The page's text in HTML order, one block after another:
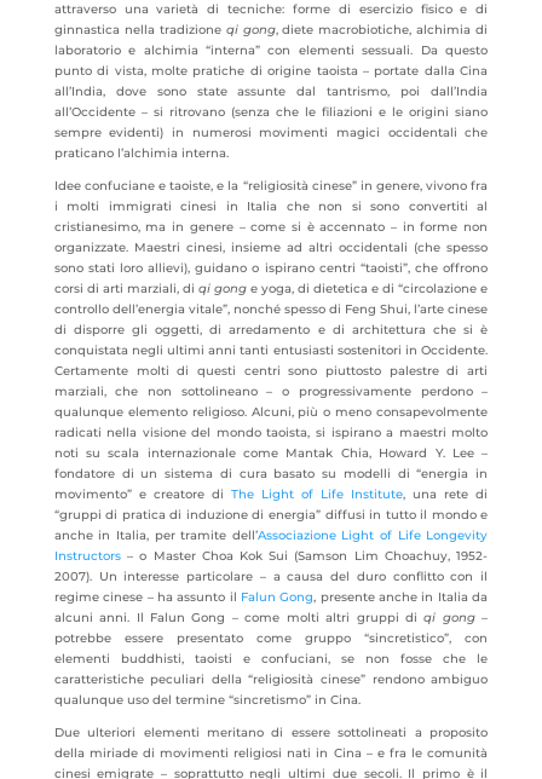
attraverso una varietà di tecniche: forme di esercizio fisico e di
ginnastica nella tradizione qi gong, diete macrobiotiche, alchimia di
laboratorio e alchimia “interna” con elementi sessuali. Da questo
punto di vista, molte pratiche di origine taoista – portate dalla Cina
all’India, dove sono state assunte dal tantrismo, poi dall’India
all’Occidente – si ritrovano (senza che le filiazioni e le origini siano
sempre evidenti) in numerosi movimenti magici occidentali che
praticano l’alchimia interna.
Idee confuciane e taoiste, e la “religiosità cinese” in genere, vivono fra
i molti immigrati cinesi in Italia che non si sono convertiti al
cristianesimo, ma in genere – come si è accennato – in forme non
organizzate. Maestri cinesi, insieme ad altri occidentali (che spesso
sono stati loro allievi), guidano o ispirano centri “taoisti”, che offrono
corsi di arti marziali, di qi gonge yoga, di dietetica e di “circolazione e
controllo dell’energia vitale”, nonché spesso di Feng Shui, l’arte cinese
di disporre gli oggetti, di arredamento e di architettura che si è
conquistata negli ultimi anni tanti entusiasti sostenitori in Occidente.
Certamente molti di questi centri sono piuttosto palestre di arti
marziali, che non sottolineano – o progressivamente perdono –
qualunque elemento religioso. Alcuni, più o meno consapevolmente
radicati nella visione del mondo taoista, si ispirano a maestri molto
noti su scala internazionale come Mantak Chia, Howard Y. Lee –
fondatore di un sistema di cura basato su modelli di “energia in
movimento” e creatore di The Light of Life Institute, una rete di
“gruppi di pratica di induzione di energia” diffusi in tutto il mondo e
anche in Italia, per tramite dell’Associazione Light of Life Longevity
Instructors– o Master Choa Kok Sui (Samson Lim Choachuy, 1952-
2007). Un interesse particolare – a causa del duro conflitto con il
regime cinese – ha assunto il Falun Gong, presente anche in Italia da
alcuni anni. Il Falun Gong – come molti altri gruppi diqi gong–
potrebbe essere presentato come gruppo “sincretistico”, con
elementi buddhisti, taoisti e confuciani, se non fosse che le
caratteristiche peculiari della “religiosità cinese” rendono ambiguo
qualunque uso del termine “sincretismo” in Cina.
Due ulteriori elementi meritano di essere sottolineati a proposito
della miriade di movimenti religiosi nati in Cina – e fra le comunità
cinesi emigrate – soprattutto negli ultimi due secoli. Il primo è il